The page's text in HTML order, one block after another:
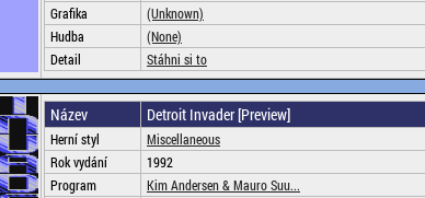
Grafika
(Unknown)
Hudba
(None)
Detail
Stáhni si to
Název Detroit Invader [Preview]
Herní styl
Miscellaneous
Rok vydání
1992
Program
Kim Andersen & Mauro Suu...